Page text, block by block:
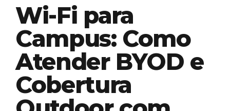
Wi-Fi para
Campus: Como
Atender BYOD e
Cobertura